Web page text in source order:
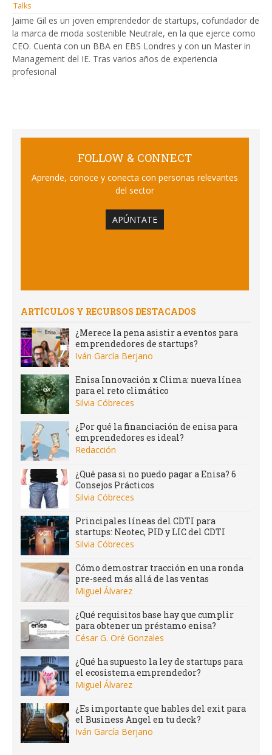
Talks
Jaime Gil es un joven emprendedor de startups, cofundador de
la marca de moda sostenible Neutrale, en la que ejerce como
CEO. Cuenta con un BBA en EBS Londres y con un Master in
Management del IE. Tras varios años de experiencia
profesional
FOLLOW & CONNECT
Aprende, conoce y conecta con personas relevantes
del sector
APÚNTATE
ARTÍCULOS Y RECURSOS DESTACADOS
¿Merece la pena asistir a eventos para
emprendedores de startups?
Iván García Berjano
Enisa Innovación x Clima: nueva línea
para el reto climático
Silvia Cóbreces
¿Por qué la financiación de enisa para
emprendedores es ideal?
Redacción
¿Qué pasa si no puedo pagar a Enisa? 6
Consejos Prácticos
Silvia Cóbreces
Principales líneas del CDTI para
startups: Neotec, PID y LIC del CDTI
Silvia Cóbreces
Cómo demostrar tracción en una ronda
pre-seed más allá de las ventas
Miguel Álvarez
¿Qué requisitos base hay que cumplir
para obtener un préstamo enisa?
César G. Oré Gonzales
¿Qué ha supuesto la ley de startups para
el ecosistema emprendedor?
Miguel Álvarez
¿Es importante que hables del exit para
el Business Angel en tu deck?
Iván García Berjano